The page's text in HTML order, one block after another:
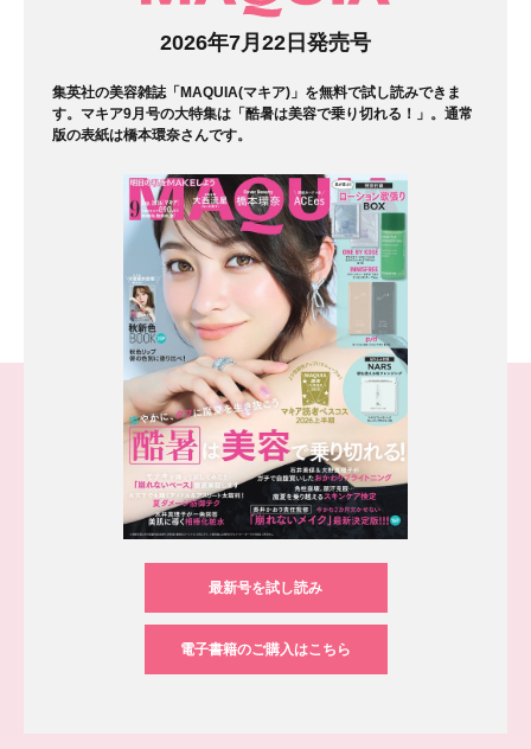
2026年7月22日発売号
集英社の美容雑誌「MAQUIA(マキア)」を無料で試し読みできま
す。マキア9月号の大特集は「酷暑は美容で乗り切れる！」。通常
版の表紙は橋本環奈さんです。
最新号を試し読み
電子書籍のご購入はこちら